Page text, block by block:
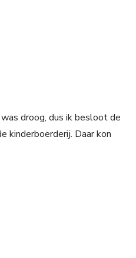
droog, dus ik besloot de
kinderboerderij. Daar kon